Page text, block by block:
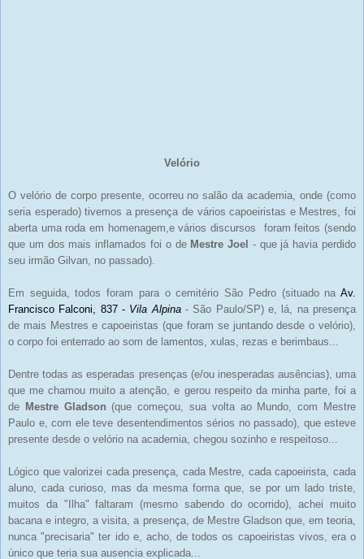
Velório
O velório de corpo presente, ocorreu no salão da academia, onde (como
seria esperado) tivemos a presença de vários capoeiristas e Mestres, foi
aberta uma roda em homenagem,e vários discursos foram feitos (sendo
que um dos mais inflamados foi o de Mestre Joel - que já havia perdido
seu irmão Gilvan, no passado).
Em seguida, todos foram para o cemitério São Pedro (situado na Av.
Francisco Falconi, 837 - Vila Alpina- São Paulo/SP)e, lá, na presença
de mais Mestres e capoeiristas (que foram se juntando desde o velório),
o corpo foi enterrado ao som de lamentos, xulas, rezas e berimbaus...
Dentre todas as esperadas presenças (e/ou inesperadas ausências), uma
que me chamou muito a atenção, e gerou respeito da minha parte, foi a
de Mestre Gladson (que começou, sua volta ao Mundo, com Mestre
Paulo e, com ele teve desentendimentos sérios no passado), que esteve
presente desde o velório na academia, chegou sozinho e respeitoso...
Lógico que valorizei cada presença, cada Mestre, cada capoeirista, cada
aluno, cada curioso, mas da mesma forma que, se por um lado triste,
muitos da "Ilha" faltaram (mesmo sabendo do ocorrido), achei muito
bacana e integro, a visita, a presença, de Mestre Gladson que, em teoria,
nunca "precisaria" ter ido e, acho, de todos os capoeiristas vivos, era o
único que teria sua ausencia explicada...